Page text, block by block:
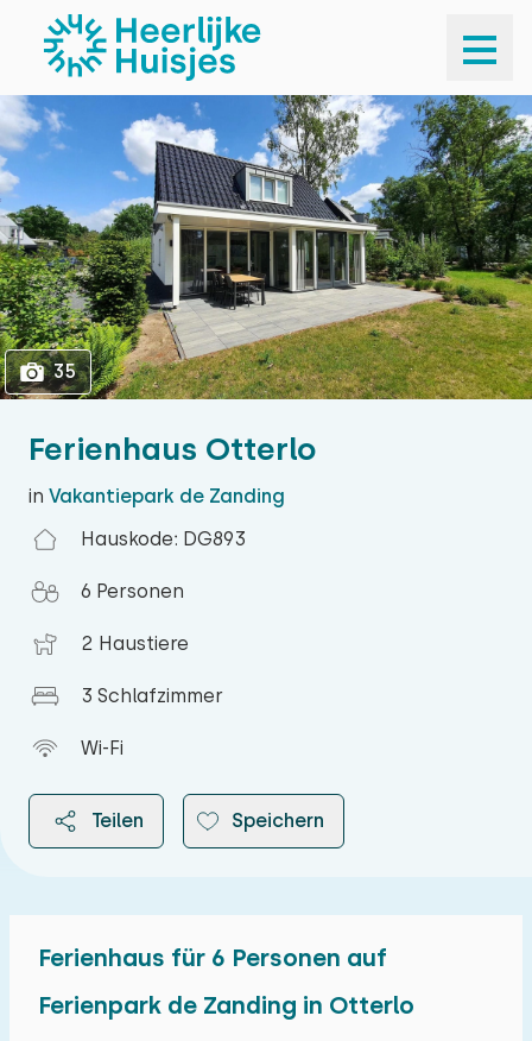
1
Ferienhaus Otterlo
in Vakantiepark de Zanding
Hauskode: DG893
6 Personen
2 Haustiere
3 Schlafzimmer
Wi-Fi
Teilen Speichern
35
Ferienhaus für 6 Personen auf
Ferienpark de Zanding in Otterlo